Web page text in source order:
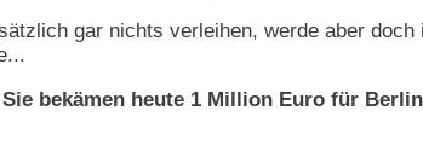
gar nichts verleihen, werde aber
bekämen heute 1 Million Euro für